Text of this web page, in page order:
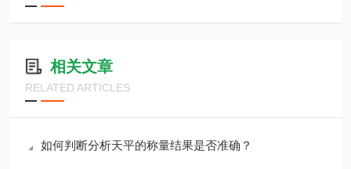
相关文章
RELATED ARTICLES
如何判断分析天平的称量结果是否准确？